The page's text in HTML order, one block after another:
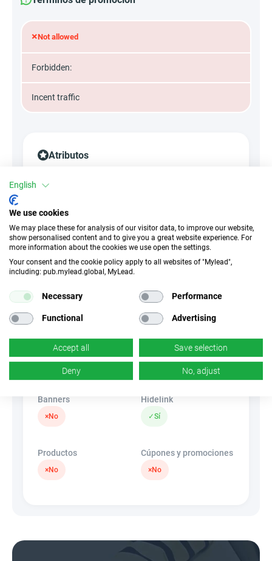
×Not allowed
Forbidden:
Incent traffic
Atributos
Tipo de conversión
Venta
Tráfico motivado no
permitido
0.04 EUR
n/d
Deep link
×No
Banners
×No
Hidelink
✓Sí
Productos
×No
Cúpones y promociones
×No
English
We use cookies
We may place these for analysis of our visitor data, to improve our website,
show personalised content and to give you a great website experience. For
more information about the cookies we use open the settings.
Your consent and the cookie policy apply to all websites of "Mylead",
including: pub.mylead.global, MyLead.
Necessary Performance
Functional Advertising
Accept all Save selection
Deny No, adjust